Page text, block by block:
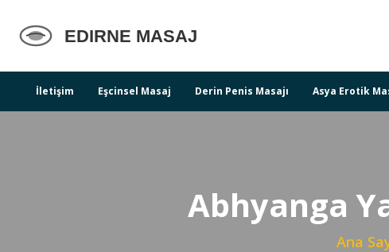
İletişim Eşcinsel Masaj Derin Penis Masajı Asya Erotik
Abhyanga
Ana